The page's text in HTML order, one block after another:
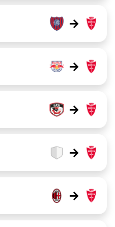
→
→
→
→
→